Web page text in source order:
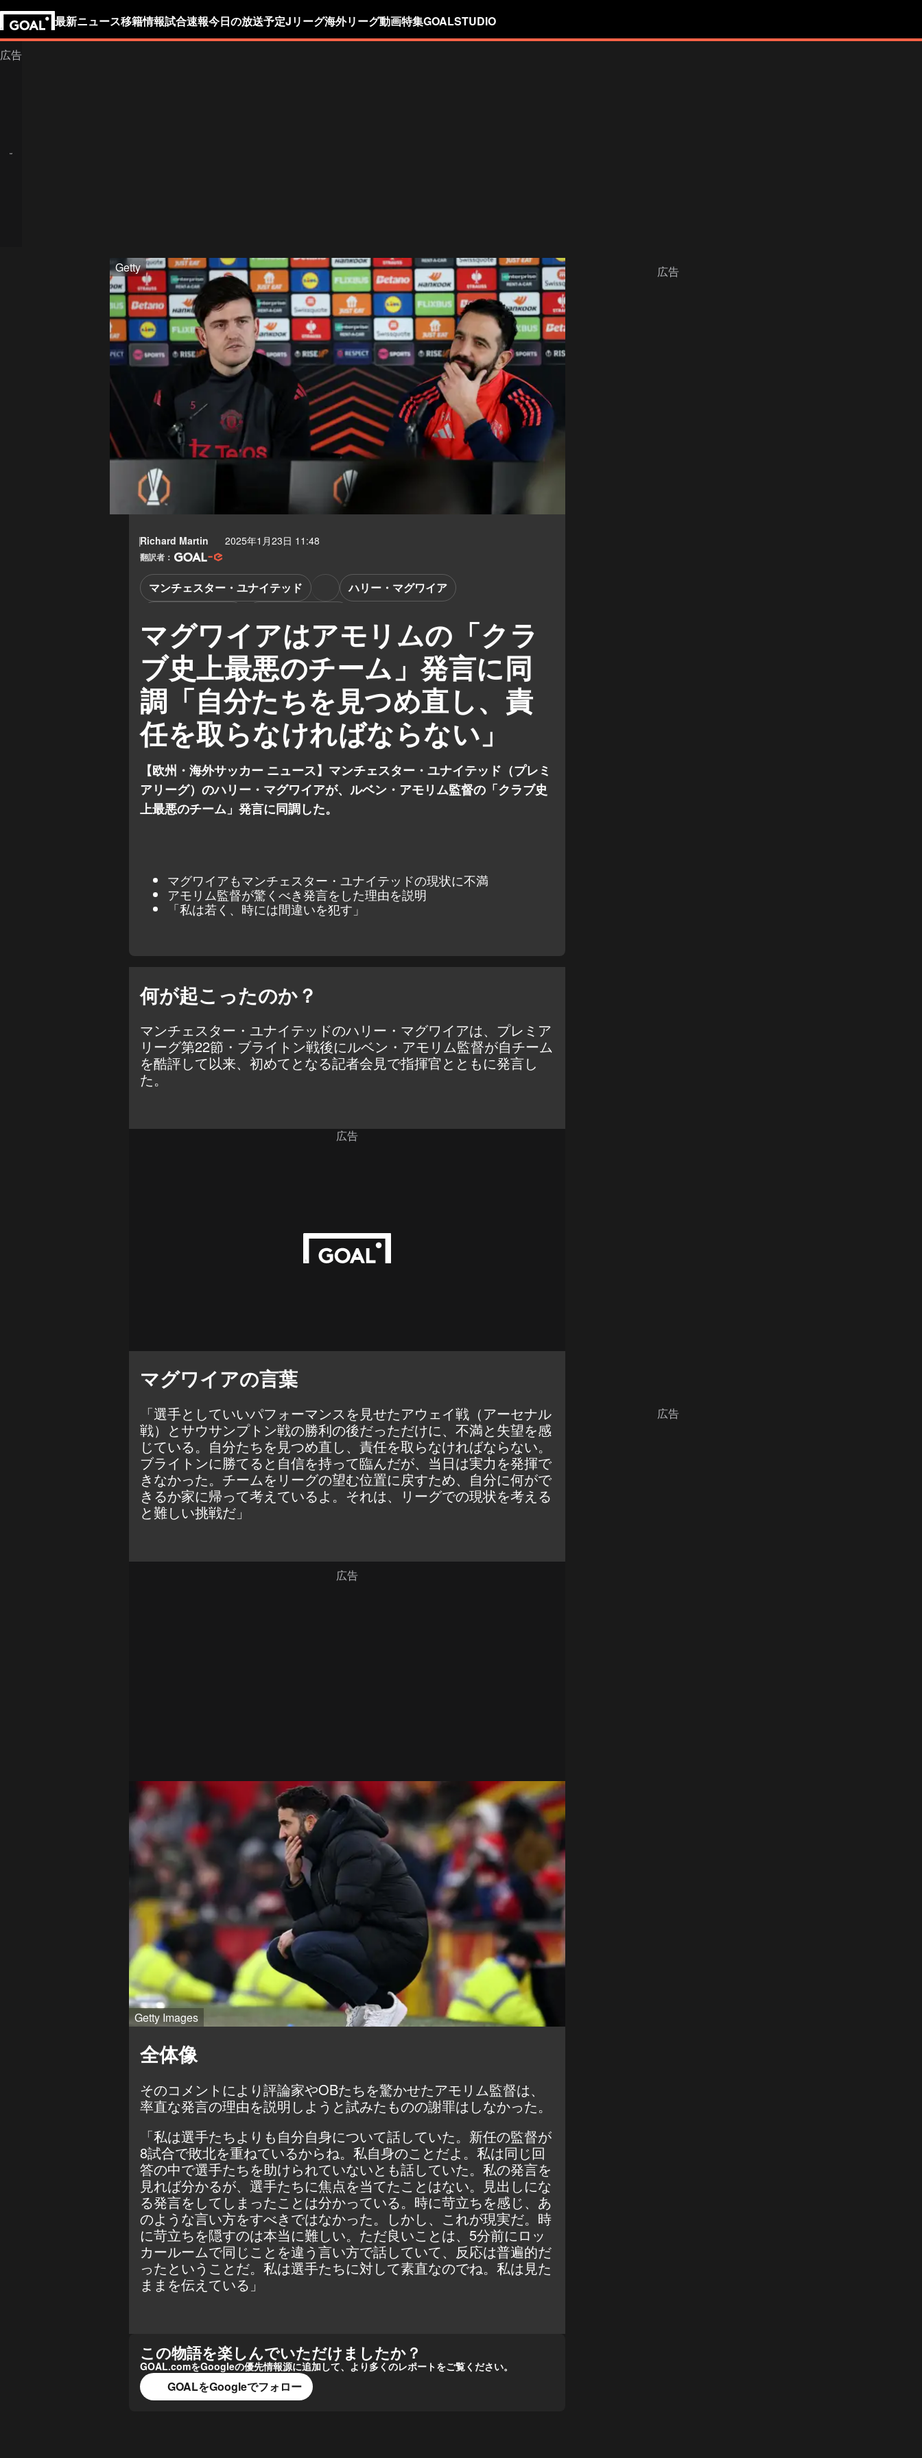
最新ニュース移籍情報試合速報今日の放送予定Jリーグ海外リーグ動画特集GOALSTUDIO
Getty
Richard Martin 2025年1月23日 11:48
翻訳者：
マグワイアはアモリムの「クラ
ブ史上最悪のチーム」発言に同
調「自分たちを見つめ直し、責
任を取らなければならない」
マンチェスター・ユナイテッド
ハリー・マグワイア
マンチェスター・ユナイテッド 対 レンジャーズ
レンジャーズ
マンチェスター・ユナイテッド 対 ブライトン
ブライトン
プレミアリーグ
【欧州・海外サッカー ニュース】マンチェスター・ユナイテッド（プレミ
アリーグ）のハリー・マグワイアが、ルベン・アモリム監督の「クラブ史
上最悪のチーム」発言に同調した。
マグワイアもマンチェスター・ユナイテッドの現状に不満
アモリム監督が驚くべき発言をした理由を説明
「私は若く、時には間違いを犯す」
何が起こったのか？
マンチェスター・ユナイテッドのハリー・マグワイアは、プレミア
リーグ第22節・ブライトン戦後にルベン・アモリム監督が自チーム
を酷評して以来、初めてとなる記者会見で指揮官とともに発言し
た。
広告
マグワイアの言葉
「選手としていいパフォーマンスを見せたアウェイ戦（アーセナル
戦）とサウサンプトン戦の勝利の後だっただけに、不満と失望を感
じている。自分たちを見つめ直し、責任を取らなければならない。
ブライトンに勝てると自信を持って臨んだが、当日は実力を発揮で
きなかった。チームをリーグの望む位置に戻すため、自分に何がで
きるか家に帰って考えているよ。それは、リーグでの現状を考える
と難しい挑戦だ」
Getty Images
全体像
そのコメントにより評論家やOBたちを驚かせたアモリム監督は、
率直な発言の理由を説明しようと試みたものの謝罪はしなかった。
「私は選手たちよりも自分自身について話していた。新任の監督が
8試合で敗北を重ねているからね。私自身のことだよ。私は同じ回
答の中で選手たちを助けられていないとも話していた。私の発言を
見れば分かるが、選手たちに焦点を当てたことはない。見出しにな
る発言をしてしまったことは分かっている。時に苛立ちを感じ、あ
のような言い方をすべきではなかった。しかし、これが現実だ。時
に苛立ちを隠すのは本当に難しい。ただ良いことは、5分前にロッ
カールームで同じことを違う言い方で話していて、反応は普遍的だ
ったということだ。私は選手たちに対して素直なのでね。私は見た
ままを伝えている」
この物語を楽しんでいただけましたか？
GOAL.comをGoogleの優先情報源に追加して、より多くのレポートをご覧ください。
GOALをGoogleでフォロー